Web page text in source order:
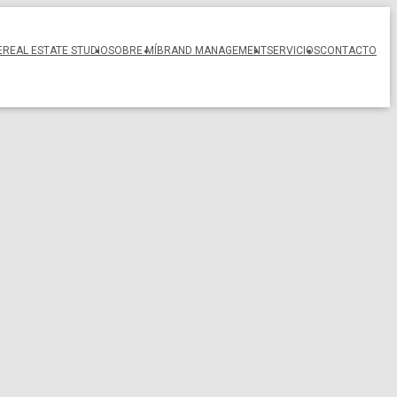
REAL ESTATE STUDIOSOBRE MÍ BRAND MANAGEMENTSERVICIOSCONTACTO